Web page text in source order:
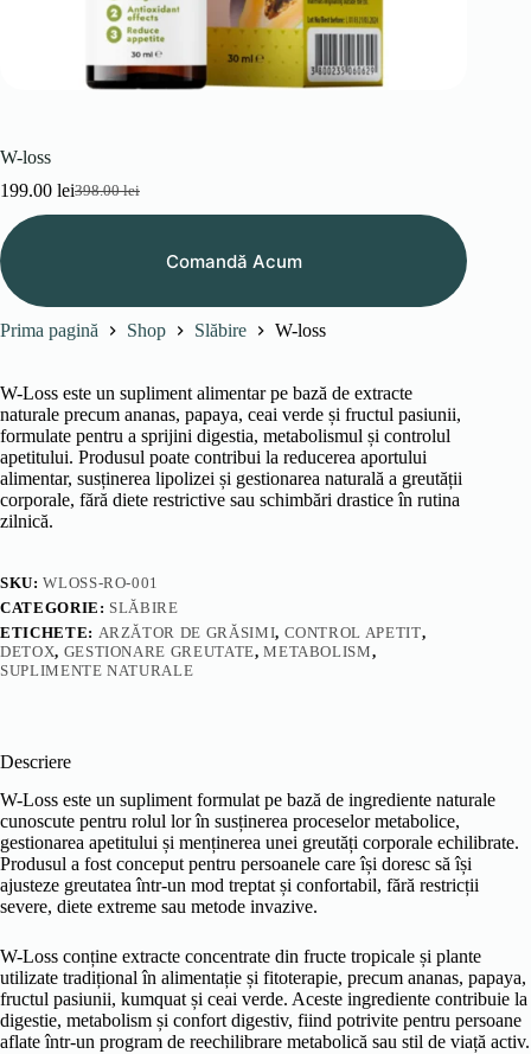
W-loss
398.00lei
Prețul
inițial
199.00 leiPrețul
curent
Comandă Acum
Prima pagină Shop Slăbire W-loss
W-Loss este un supliment alimentar pe bază de extracte
naturale precum ananas, papaya, ceai verde și fructul pasiunii,
formulate pentru a sprijini digestia, metabolismul și controlul
apetitului. Produsul poate contribui la reducerea aportului
alimentar, susținerea lipolizei și gestionarea naturală a greutății
corporale, fără diete restrictive sau schimbări drastice în rutina
zilnică.
SKU:WLOSS-RO-001
CATEGORIE: SLĂBIRE
ETICHETE: ARZĂTOR DE GRĂSIMI, CONTROL APETIT,
DETOX, GESTIONARE GREUTATE,METABOLISM,
SUPLIMENTE NATURALE
Descriere
W-Loss este un supliment formulat pe bază de ingrediente naturale
cunoscute pentru rolul lor în susținerea proceselor metabolice,
gestionarea apetitului și menținerea unei greutăți corporale echilibrate.
Produsul a fost conceput pentru persoanele care își doresc să își
ajusteze greutatea într-un mod treptat și confortabil, fără restricții
severe, diete extreme sau metode invazive.
W-Loss conține extracte concentrate din fructe tropicale și plante
utilizate tradițional în alimentație și fitoterapie, precum ananas, papaya,
fructul pasiunii, kumquat și ceai verde. Aceste ingrediente contribuie la
digestie, metabolism și confort digestiv, fiind potrivite pentru persoane
aflate într-un program de reechilibrare metabolică sau stil de viață activ.